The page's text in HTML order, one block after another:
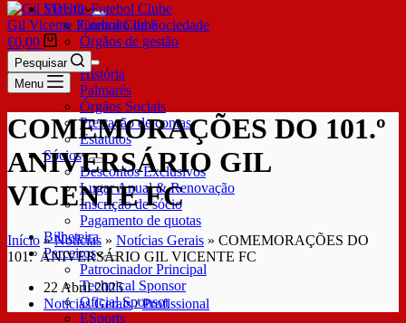
SDUQ
Contrato de Sociedade
Órgãos de gestão
Clube
História
Palmarés
Órgãos Sociais
Prestação de contas
Estatutos
Sócios
Descontos Exclusivos
Lugar Anual & Renovação
Inscrição de sócio
Pagamento de quotas
Bilheteira
Parceiros
Patrocinador Principal
Technical Sponsor
Oficial Sponsor
ESports
Gil Vicente Futebol Clube
€0,00
Pesquisar
Menu
COMEMORAÇÕES DO 101.º
ANIVERSÁRIO GIL
VICENTE FC
Início »Notícias » Notícias Gerais » COMEMORAÇÕES DO
101.º ANIVERSÁRIO GIL VICENTE FC
22 Abril 2025
Notícias Gerais/Profissional